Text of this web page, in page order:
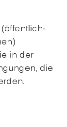
in der
die